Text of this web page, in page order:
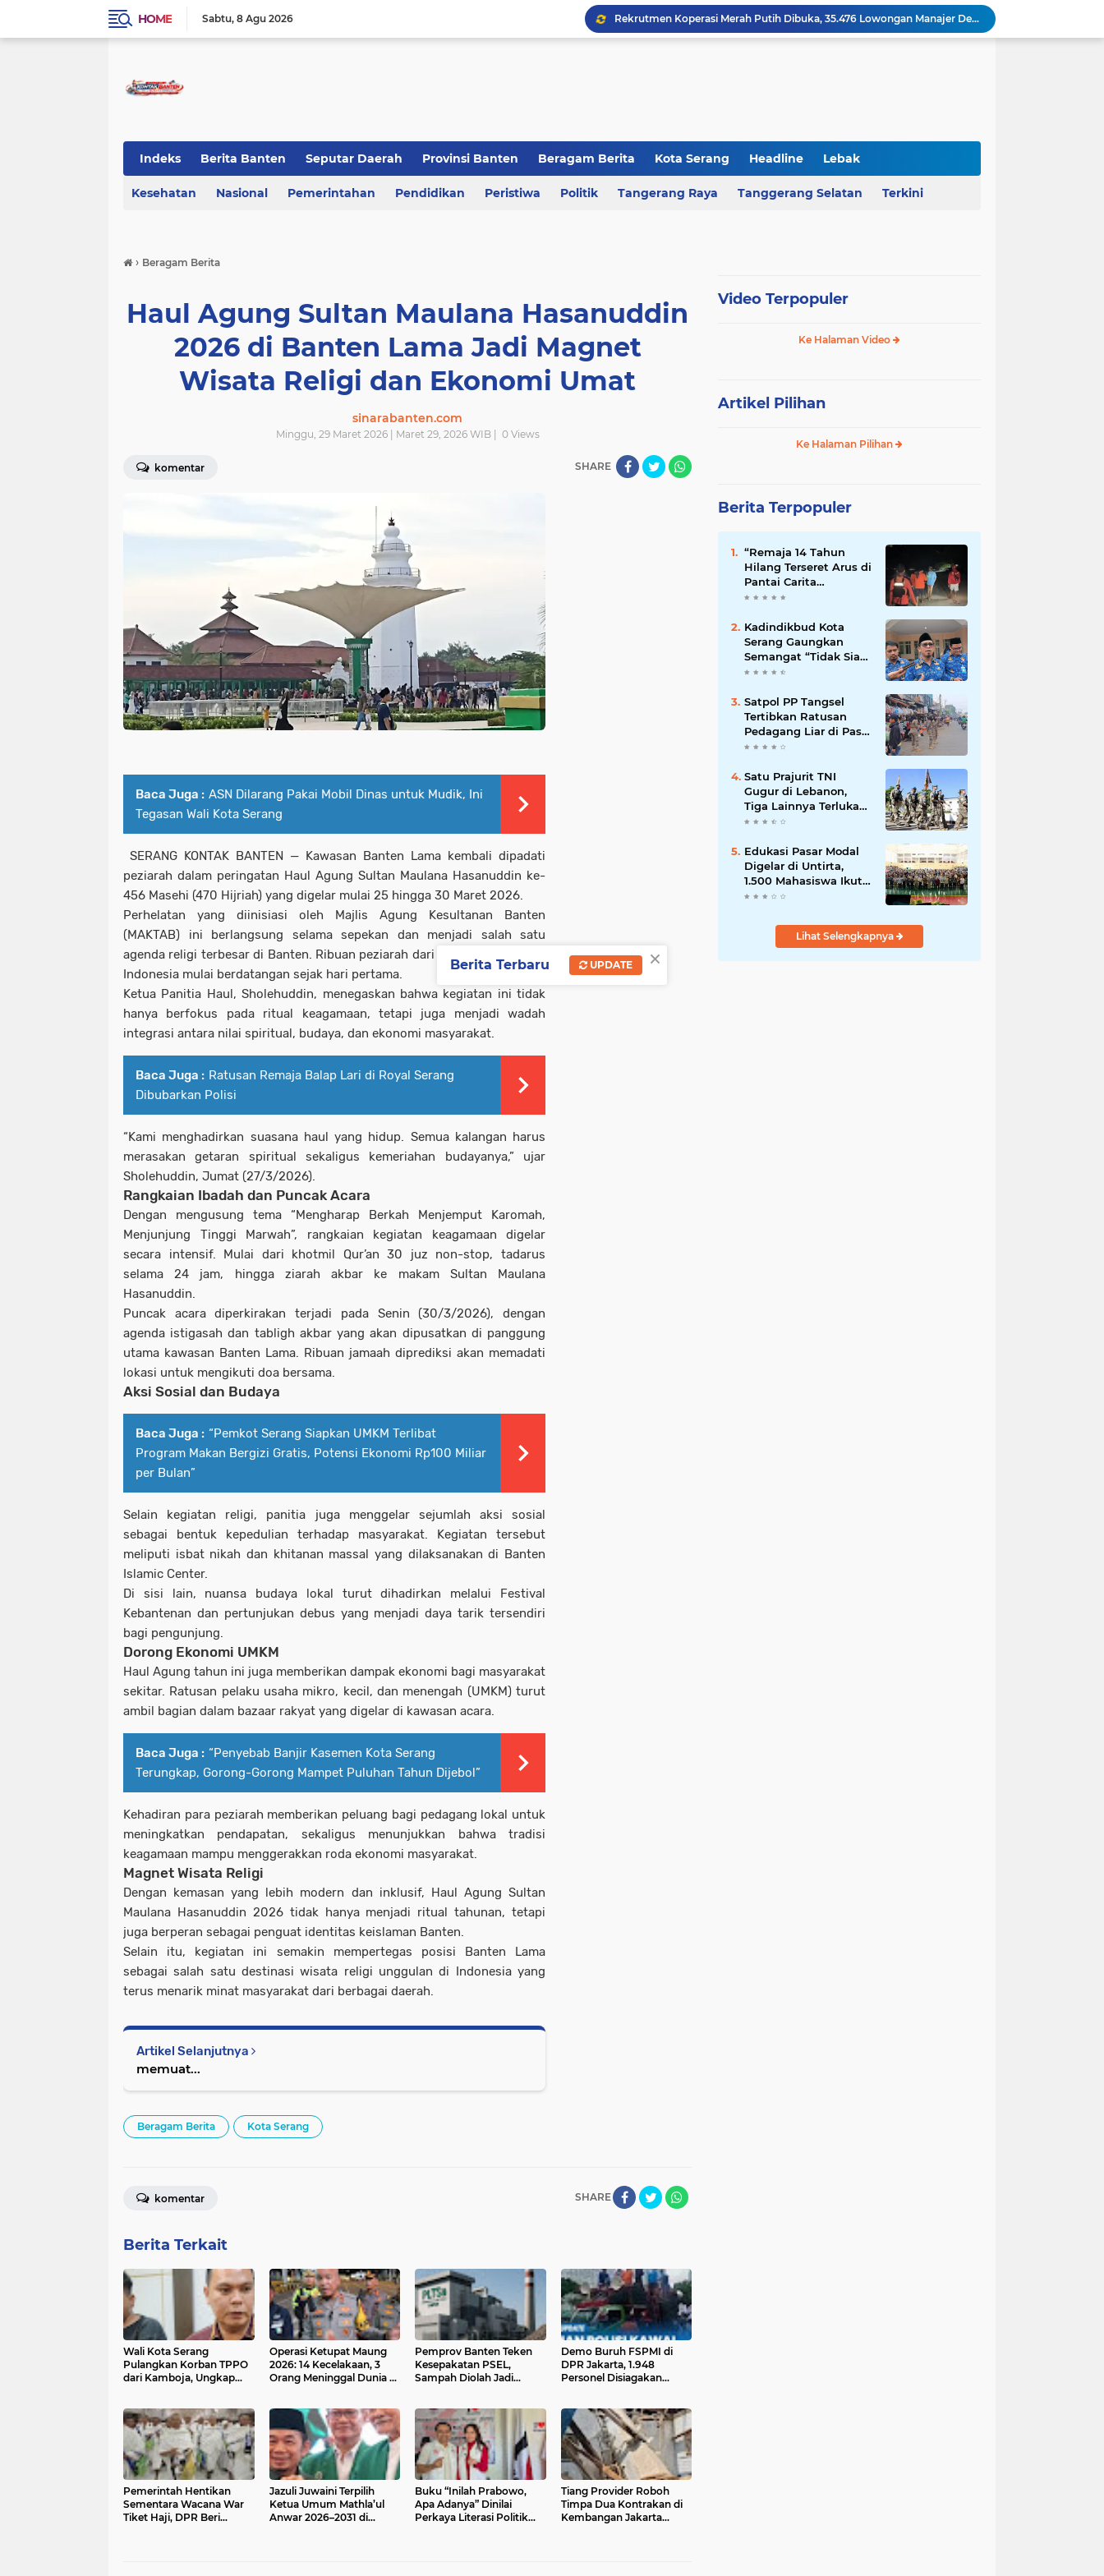
HOME Sabtu 8 Agu 2026
Rekrutmen Koperasi Merah Putih Dibuka, 35.476 Lowongan Manajer Desa dan Nelayan
Harga Pangan Nasional Naik, Cabai Tembus Rp101 Ribu dan Telur Ikut Melonjak
Ketua Ombudsman RI Hery Susanto Diamankan Kejagung Terkait Kasus Tambang
Indeks Berita Banten Seputar Daerah Provinsi Banten Beragam Berita Kota Serang Headline Lebak
KOTA TANGERANG Regional Banten Berita Daerah Kriminal
Kesehatan Nasional Pemerintahan Pendidikan Peristiwa Politik Tangerang Raya Tanggerang Selatan Terkini
› Beragam Berita
Haul Agung Sultan Maulana Hasanuddin
2026 di Banten Lama Jadi Magnet
Wisata Religi dan Ekonomi Umat
sinarabanten.com
Minggu, 29 Maret 2026 | Maret 29, 2026 WIB | 0Views
komentar SHARE
Baca Juga : ASN Dilarang Pakai Mobil Dinas untuk Mudik, Ini
Tegasan Wali Kota Serang
SERANG KONTAK BANTEN — Kawasan Banten Lama kembali dipadati
peziarah dalam peringatan Haul Agung Sultan Maulana Hasanuddin ke-
456 Masehi (470 Hijriah) yang digelar mulai 25 hingga 30 Maret 2026.
Perhelatan yang diinisiasi oleh Majlis Agung Kesultanan Banten
(MAKTAB) ini berlangsung selama sepekan dan menjadi salah satu
agenda religi terbesar di Banten. Ribuan peziarah dari berbagai daerah di
Indonesia mulai berdatangan sejak hari pertama.
Ketua Panitia Haul, Sholehuddin, menegaskan bahwa kegiatan ini tidak
hanya berfokus pada ritual keagamaan, tetapi juga menjadi wadah
integrasi antara nilai spiritual, budaya, dan ekonomi masyarakat.
Baca Juga : Ratusan Remaja Balap Lari di Royal Serang
Dibubarkan Polisi
“Kami menghadirkan suasana haul yang hidup. Semua kalangan harus
merasakan getaran spiritual sekaligus kemeriahan budayanya,” ujar
Sholehuddin, Jumat (27/3/2026).
Rangkaian Ibadah dan Puncak Acara
Dengan mengusung tema “Mengharap Berkah Menjemput Karomah,
Menjunjung Tinggi Marwah”, rangkaian kegiatan keagamaan digelar
secara intensif. Mulai dari khotmil Qur’an 30 juz non-stop, tadarus
selama 24 jam, hingga ziarah akbar ke makam Sultan Maulana
Hasanuddin.
Puncak acara diperkirakan terjadi pada Senin (30/3/2026), dengan
agenda istigasah dan tabligh akbar yang akan dipusatkan di panggung
utama kawasan Banten Lama. Ribuan jamaah diprediksi akan memadati
lokasi untuk mengikuti doa bersama.
Aksi Sosial dan Budaya
Baca Juga : “Pemkot Serang Siapkan UMKM Terlibat
Program Makan Bergizi Gratis, Potensi Ekonomi Rp100 Miliar
per Bulan”
Selain kegiatan religi, panitia juga menggelar sejumlah aksi sosial
sebagai bentuk kepedulian terhadap masyarakat. Kegiatan tersebut
meliputi isbat nikah dan khitanan massal yang dilaksanakan di Banten
Islamic Center.
Di sisi lain, nuansa budaya lokal turut dihadirkan melalui Festival
Kebantenan dan pertunjukan debus yang menjadi daya tarik tersendiri
bagi pengunjung.
Dorong Ekonomi UMKM
Haul Agung tahun ini juga memberikan dampak ekonomi bagi masyarakat
sekitar. Ratusan pelaku usaha mikro, kecil, dan menengah (UMKM) turut
ambil bagian dalam bazaar rakyat yang digelar di kawasan acara.
Baca Juga : “Penyebab Banjir Kasemen Kota Serang
Terungkap, Gorong-Gorong Mampet Puluhan Tahun Dijebol”
Kehadiran para peziarah memberikan peluang bagi pedagang lokal untuk
meningkatkan pendapatan, sekaligus menunjukkan bahwa tradisi
keagamaan mampu menggerakkan roda ekonomi masyarakat.
Magnet Wisata Religi
Dengan kemasan yang lebih modern dan inklusif, Haul Agung Sultan
Maulana Hasanuddin 2026 tidak hanya menjadi ritual tahunan, tetapi
juga berperan sebagai penguat identitas keislaman Banten.
Selain itu, kegiatan ini semakin mempertegas posisi Banten Lama
sebagai salah satu destinasi wisata religi unggulan di Indonesia yang
terus menarik minat masyarakat dari berbagai daerah.
Artikel Selanjutnya
memuat...
Beragam Berita Kota Serang
SHARE
komentar
Berita Terkait
Wali Kota Serang
Pulangkan Korban TPPO
dari Kamboja, Ungkap
Operasi Ketupat Maung
2026: 14 Kecelakaan, 3
Orang Meninggal Dunia di
Pemprov Banten Teken
Kesepakatan PSEL,
Sampah Diolah Jadi
Demo Buruh FSPMI di
DPR Jakarta, 1.948
Personel Disiagakan
Pemerintah Hentikan
Sementara Wacana War
Tiket Haji, DPR Beri
Jazuli Juwaini Terpilih
Ketua Umum Mathla’ul
Anwar 2026–2031 di
Buku “Inilah Prabowo,
Apa Adanya” Dinilai
Perkaya Literasi Politik
Tiang Provider Roboh
Timpa Dua Kontrakan di
Kembangan Jakarta
Video Terpopuler
Ke Halaman Video
Artikel Pilihan
Ke Halaman Pilihan
Berita Terpopuler
“Remaja 14 Tahun
Hilang Terseret Arus di
Pantai Carita
Pandeglang”
Kadindikbud Kota
Serang Gaungkan
Semangat “Tidak Siap
untuk Diam”, Dorong
Responsif
Satpol PP Tangsel
Tertibkan Ratusan
Pedagang Liar di Pasar
Serpong, Ganggu Lalu
Satu Prajurit TNI
Gugur di Lebanon,
Tiga Lainnya Terluka
dalam Serangan di
Edukasi Pasar Modal
Digelar di Untirta,
1.500 Mahasiswa Ikut
Sosialisasi OJK
Lihat Selengkapnya
×
Berita Terbaru UPDATE